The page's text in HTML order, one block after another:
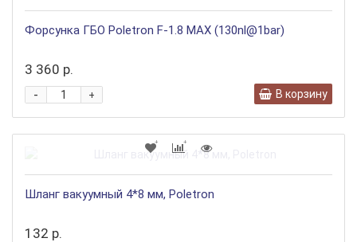
Форсунка ГБО Poletron F-1.8 MAX (130nl@1bar)
3 360 р.
+
- В корзину
Шланг вакуумный 4*8 мм, Poletron
132 р.